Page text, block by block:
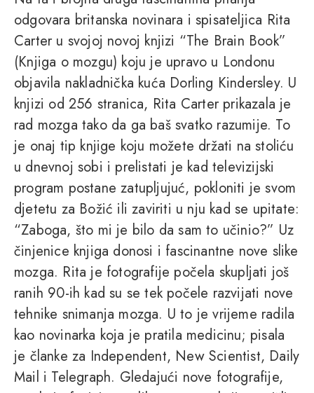
odgovara britanska novinara i spisateljica Rita
Carter u svojoj novoj knjizi “The Brain Book”
(Knjiga o mozgu) koju je upravo u Londonu
objavila nakladnička kuća Dorling Kindersley. U
knjizi od 256 stranica, Rita Carter prikazala je
rad mozga tako da ga baš svatko razumije. To
je onaj tip knjige koju možete držati na stoliću
u dnevnoj sobi i prelistati je kad televizijski
program postane zatupljujuć, pokloniti je svom
djetetu za Božić ili zaviriti u nju kad se upitate:
“Zaboga, što mi je bilo da sam to učinio?” Uz
činjenice knjiga donosi i fascinantne nove slike
mozga. Rita je fotografije počela skupljati još
ranih 90-ih kad su se tek počele razvijati nove
tehnike snimanja mozga. U to je vrijeme radila
kao novinarka koja je pratila medicinu; pisala
je članke za Independent, New Scientist, Daily
Mail i Telegraph. Gledajući nove fotografije,